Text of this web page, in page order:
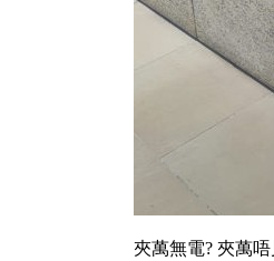
夾萬無電? 夾萬